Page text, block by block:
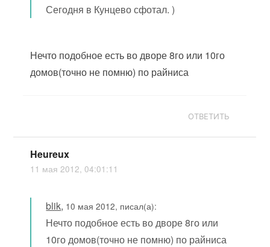
Сегодня в Кунцево сфотал. )
Нечто подобное есть во дворе 8го или 10го
домов(точно не помню) по райниса
ОТВЕТИТЬ
Heureux
11 мая 2012, 04:01:11
blik, 10 мая 2012, писал(а):
Нечто подобное есть во дворе 8го или
10го домов(точно не помню) по райниса